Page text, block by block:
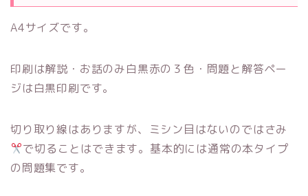
A4サイズです。
印刷は解説・お話のみ白黒赤の３色・問題と解答ペー
ジは白黒印刷です。
切り取り線はありますが、ミシン目はないのではさみ
で切ることはできます。基本的には通常の本タイプ
の問題集です。